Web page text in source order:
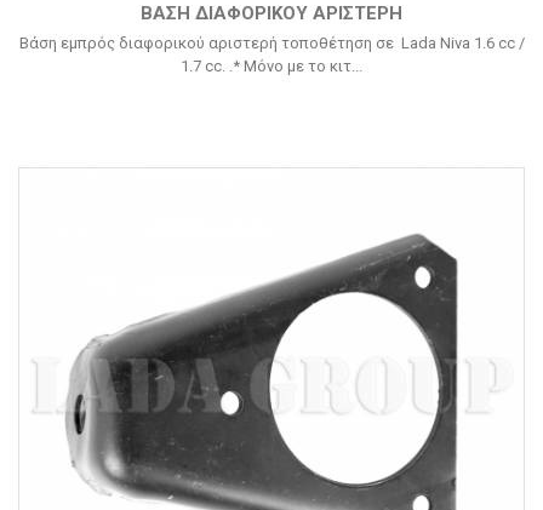
ΒΆΣΗ ΔΙΑΦΟΡΙΚΟΎ ΑΡΙΣΤΕΡΉ
Βάση εμπρός διαφορικού αριστερή τοποθέτηση σε Lada Niva 1.6 cc /
1.7 cc. .* Μόνο με το κιτ...